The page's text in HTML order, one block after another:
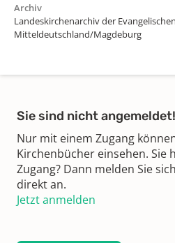
Archiv
Landeskirchenarchiv der
Mitteldeutschland/Magdeburg
Sie sind nicht angemeldet!
Nur mit einem Zugang
Kirchenbücher einsehen. Sie
Zugang? Dann melden Sie
direkt an.
Jetzt anmelden